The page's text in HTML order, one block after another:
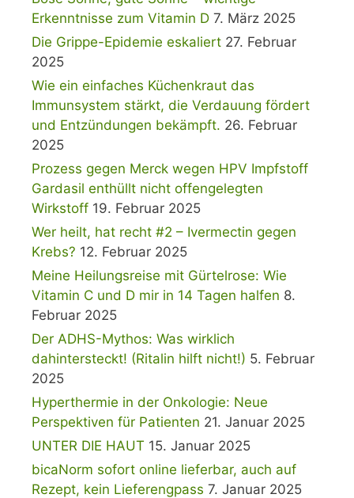
Erkenntnisse zum Vitamin D 7. März 2025
Die Grippe-Epidemie eskaliert 27. Februar
2025
Wie ein einfaches Küchenkraut das
Immunsystem stärkt, die Verdauung fördert
und Entzündungen bekämpft. 26. Februar
2025
Prozess gegen Merck wegen HPV Impfstoff
Gardasil enthüllt nicht offengelegten
Wirkstoff 19. Februar 2025
Wer heilt, hat recht #2 – Ivermectin gegen
Krebs? 12. Februar 2025
Meine Heilungsreise mit Gürtelrose: Wie
Vitamin C und D mir in 14 Tagen halfen 8.
Februar 2025
Der ADHS-Mythos: Was wirklich
dahintersteckt! (Ritalin hilft nicht!) 5. Februar
2025
Hyperthermie in der Onkologie: Neue
Perspektiven für Patienten 21. Januar 2025
UNTER DIE HAUT 15. Januar 2025
bicaNorm sofort online lieferbar, auch auf
Rezept, kein Lieferengpass 7. Januar 2025